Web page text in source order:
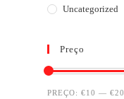
Uncategorized
Preço
PREÇO:€10 —€20